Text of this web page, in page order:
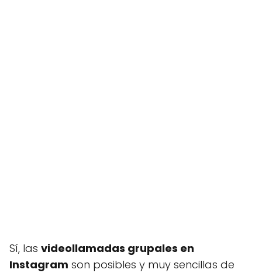
Sí, las videollamadas grupales en
Instagram son posibles y muy sencillas de